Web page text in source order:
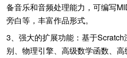
备音乐和音频处理能力，可编写
旁白等，丰富作品形式。
3、强大的扩展功能：基于
别、物理引擎、高级数学函数、